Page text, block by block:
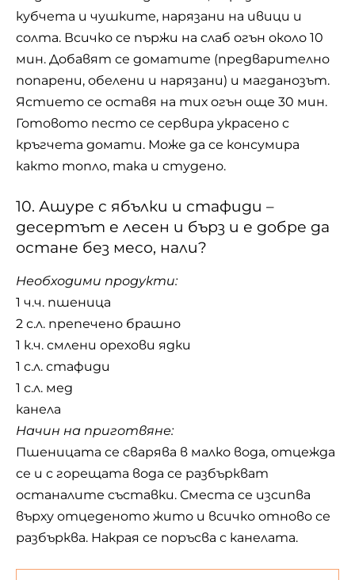
кубчета и чушките, нарязани на ивици и
солта. Всичко се пържи на слаб огън около 10
мин. Добавят се доматите (предварително
попарени, обелени и нарязани) и магданозът.
Ястието се оставя на тих огън още 30 мин.
Готовото песто се сервира украсено с
кръгчета домати. Може да се консумира
както топло, така и студено.
10. Ашуре с ябълки и стафиди –
десертът е лесен и бърз и е добре да
остане без месо, нали?
Необходими продукти:
1 ч.ч. пшеница
2 с.л. препечено брашно
1 к.ч. смлени орехови ядки
1 с.л. стафиди
1 с.л. мед
канела
Начин на приготвяне:
Пшеницата се сварява в малко вода, отцежда
се и с горещата вода се разбъркват
останалите съставки. Сместа се изсипва
върху отцеденото жито и всичко отново се
разбърква. Накрая се поръсва с канелата.